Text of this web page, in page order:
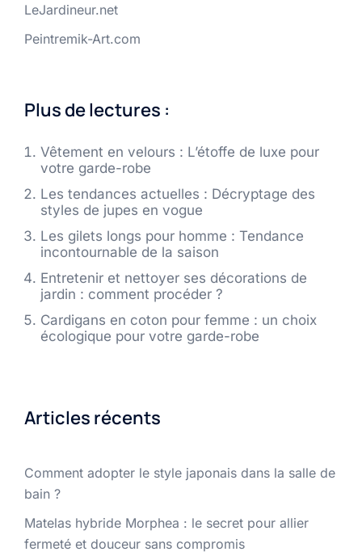
LeJardineur.net
Peintremik-Art.com
Plus de lectures :
Vêtement en velours : L’étoffe de luxe pour
votre garde-robe
Les tendances actuelles : Décryptage des
styles de jupes en vogue
Les gilets longs pour homme : Tendance
incontournable de la saison
Entretenir et nettoyer ses décorations de
jardin : comment procéder ?
Cardigans en coton pour femme : un choix
écologique pour votre garde-robe
Articles récents
Comment adopter le style japonais dans la salle de
bain ?
Matelas hybride Morphea : le secret pour allier
fermeté et douceur sans compromis